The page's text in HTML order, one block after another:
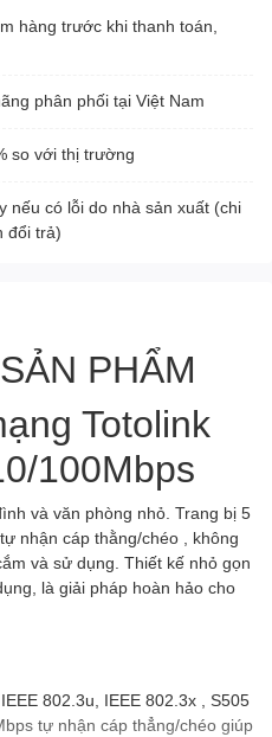
hàng trước khi thanh toán,
phân phối tại Việt Nam
so với thị trường
nếu có lỗi do nhà sản xuất (chi
đổi trả)
PHẨM
Totolink
100Mbps
và văn phòng nhỏ. Trang bị 5
nhận cáp thằng/chéo , không
và sử dụng. Thiết kế nhỏ gọn
là giải pháp hoàn hảo cho
802.3u, IEEE 802.3x , S505
tự nhận cáp thẳng/chéo giúp